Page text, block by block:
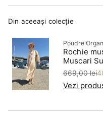
Din aceeași colecție
Poudre
Rochie
Muscari
Preț
669,00 lei
Preț redus
Vezi